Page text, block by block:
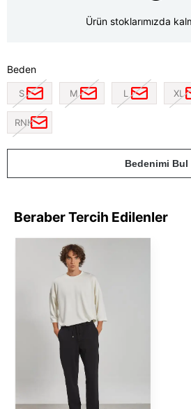
Ürün stoklarımızda
Beden
S M L XL
RNK
Bedenimi Bul
Beraber Tercih Edilenler